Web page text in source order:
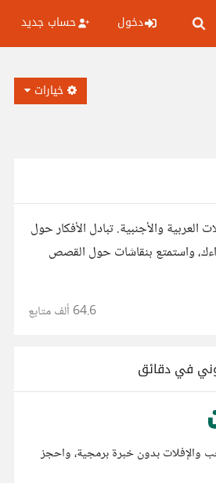
دخول حساب جديد
خيارات
العربية والأجنبية. تبادل الأفكار حول
واستمتع بنقاشات حول القصص
64.6 ألف متابع
في دقائق
والإفلات بدون خبرة برمجية، واحجز